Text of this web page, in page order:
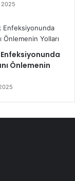
2025
Enfeksiyonunda
Önlemenin